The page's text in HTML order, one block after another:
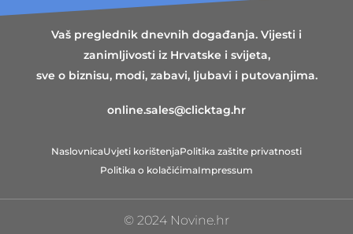
Vaš preglednik dnevnih događanja. Vijesti i
zanimljivosti iz Hrvatske i svijeta,
sve o biznisu, modi, zabavi, ljubavi i putovanjima.
online.sales@clicktag.hr
NaslovnicaUvjeti korištenjaPolitika zaštite privatnosti
Politika o kolačićimaImpressum
© 2024 Novine.hr